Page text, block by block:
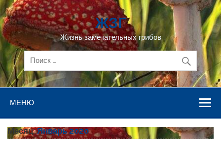
Перейти
к
содержимому
ЖЗГ
Жизнь замечательных грибов
МЕНЮ
Месяц:Январь 2020